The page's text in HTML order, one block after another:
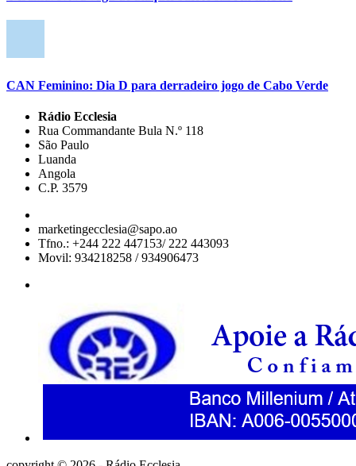
CAN Feminino: Dia D para derradeiro jogo de Cabo Verde
Rádio Ecclesia
Rua Commandante Bula N.º 118
São Paulo
Luanda
Angola
C.P. 3579
marketingecclesia@sapo.ao
Tfno.: +244 222 447153/ 222 443093
Movil: 934218258 / 934906473